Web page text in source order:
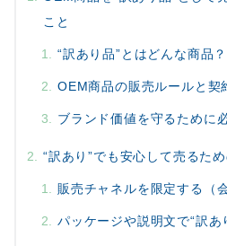
こと
“訳あり品”とはどんな商品？
OEM商品の販売ルールと契
ブランド価値を守るために
“訳あり”でも安心して売るた
販売チャネルを限定する（
パッケージや説明文で“訳あ